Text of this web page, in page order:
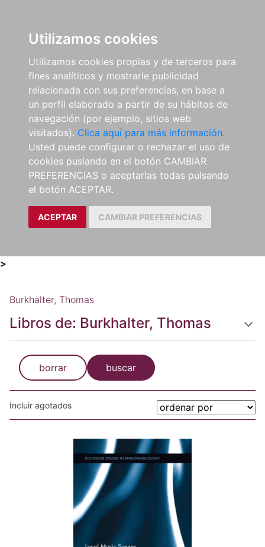
Utilizamos cookies
Utilizamos cookies propias y de terceros para
fines analíticos y mostrarle publicidad
relacionada con sus preferencias, en base a
un perfil elaborado a partir de su hábitos de
navegación (por ejemplo, sitios web
visitados). Clica aquí para más información.
Usted puede configurar o rechazar el uso de
cookies puslando en el botón CAMBIAR
PREFERENCIAS o aceptarlas todas pulsando
el botón ACEPTAR.
ACEPTAR CAMBIAR PREFERENCIAS
>
Burkhalter, Thomas
Libros de: Burkhalter, Thomas
borrar buscar
Incluir agotados